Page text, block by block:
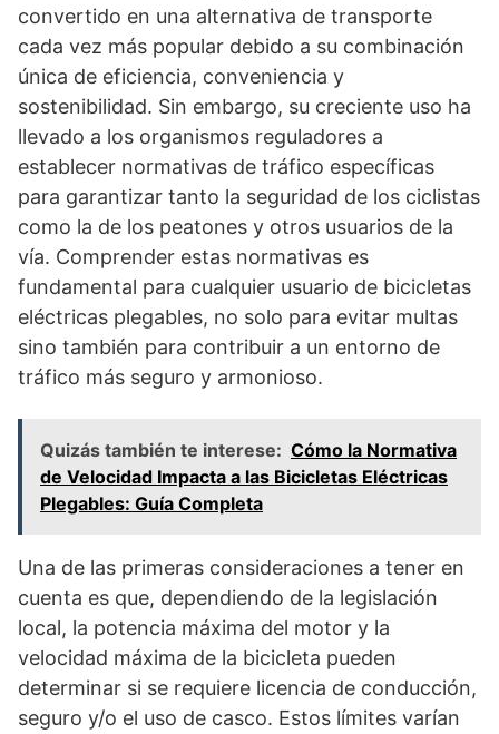
convertido en una alternativa de transporte
cada vez más popular debido a su combinación
única de eficiencia, conveniencia y
sostenibilidad. Sin embargo, su creciente uso ha
llevado a los organismos reguladores a
establecer normativas de tráfico específicas
para garantizar tanto la seguridad de los ciclistas
como la de los peatones y otros usuarios de la
vía. Comprender estas normativas es
fundamental para cualquier usuario de bicicletas
eléctricas plegables, no solo para evitar multas
sino también para contribuir a un entorno de
tráfico más seguro y armonioso.
Quizás también te interese: Cómo la Normativa
de Velocidad Impacta a las Bicicletas Eléctricas
Plegables: Guía Completa
Una de las primeras consideraciones a tener en
cuenta es que, dependiendo de la legislación
local, la potencia máxima del motor y la
velocidad máxima de la bicicleta pueden
determinar si se requiere licencia de conducción,
seguro y/o el uso de casco. Estos límites varían